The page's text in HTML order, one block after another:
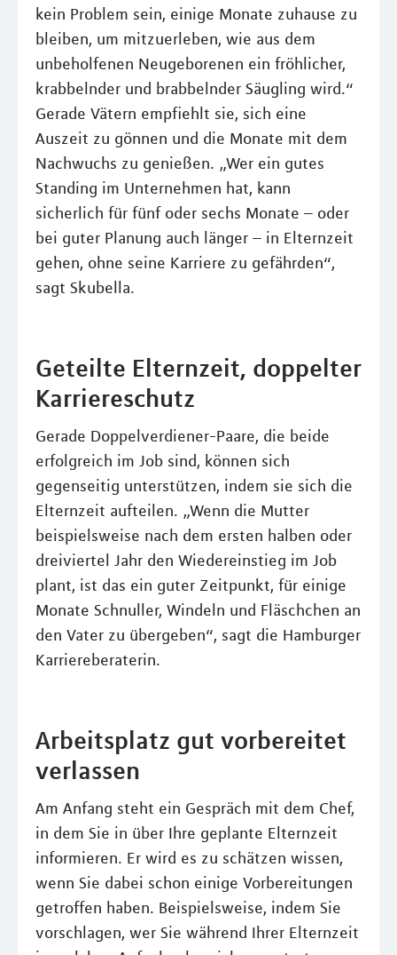
kein Problem sein, einige Monate zuhause zu
bleiben, um mitzuerleben, wie aus dem
unbeholfenen Neugeborenen ein fröhlicher,
krabbelnder und brabbelnder Säugling wird.“
Gerade Vätern empfiehlt sie, sich eine
Auszeit zu gönnen und die Monate mit dem
Nachwuchs zu genießen. „Wer ein gutes
Standing im Unternehmen hat, kann
sicherlich für fünf oder sechs Monate – oder
bei guter Planung auch länger – in Elternzeit
gehen, ohne seine Karriere zu gefährden“,
sagt Skubella.
Geteilte Elternzeit, doppelter
Karriereschutz
Gerade Doppelverdiener-Paare, die beide
erfolgreich im Job sind, können sich
gegenseitig unterstützen, indem sie sich die
Elternzeit aufteilen. „Wenn die Mutter
beispielsweise nach dem ersten halben oder
dreiviertel Jahr den Wiedereinstieg im Job
plant, ist das ein guter Zeitpunkt, für einige
Monate Schnuller, Windeln und Fläschchen an
den Vater zu übergeben“, sagt die Hamburger
Karriereberaterin.
Arbeitsplatz gut vorbereitet
verlassen
Am Anfang steht ein Gespräch mit dem Chef,
in dem Sie in über Ihre geplante Elternzeit
informieren. Er wird es zu schätzen wissen,
wenn Sie dabei schon einige Vorbereitungen
getroffen haben. Beispielsweise, indem Sie
vorschlagen, wer Sie während Ihrer Elternzeit